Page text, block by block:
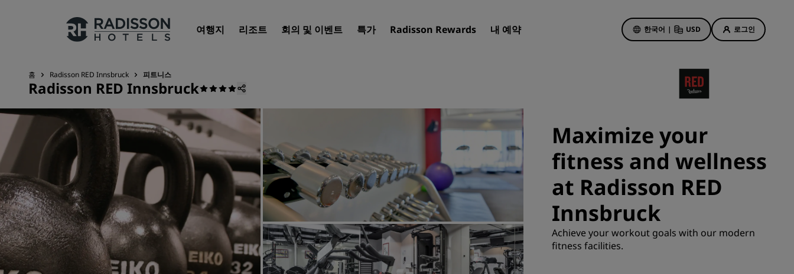
여행지 리조트 회의 및 이벤트 특가 Radisson Rewards 내 예약 한국어 | USD 로그인
우리의 브랜드
Radisson Hotels 브랜드
여행지
리조트
서비스드 아파트
공항 호텔
신규 및 예정 호텔
Radisson Meetings
Radisson Meetings 알아보기
회의 공간 예약
첫 순간의 매력
사전 예약
패키지 보기
여행 아이디어
가족 친화적 호텔
홈 Radisson RED Innsbruck 피트니스
Radisson RED Innsbruck
Maximize your
fitness and wellness
at Radisson RED
Innsbruck
Achieve your workout goals with our modern
fitness facilities.